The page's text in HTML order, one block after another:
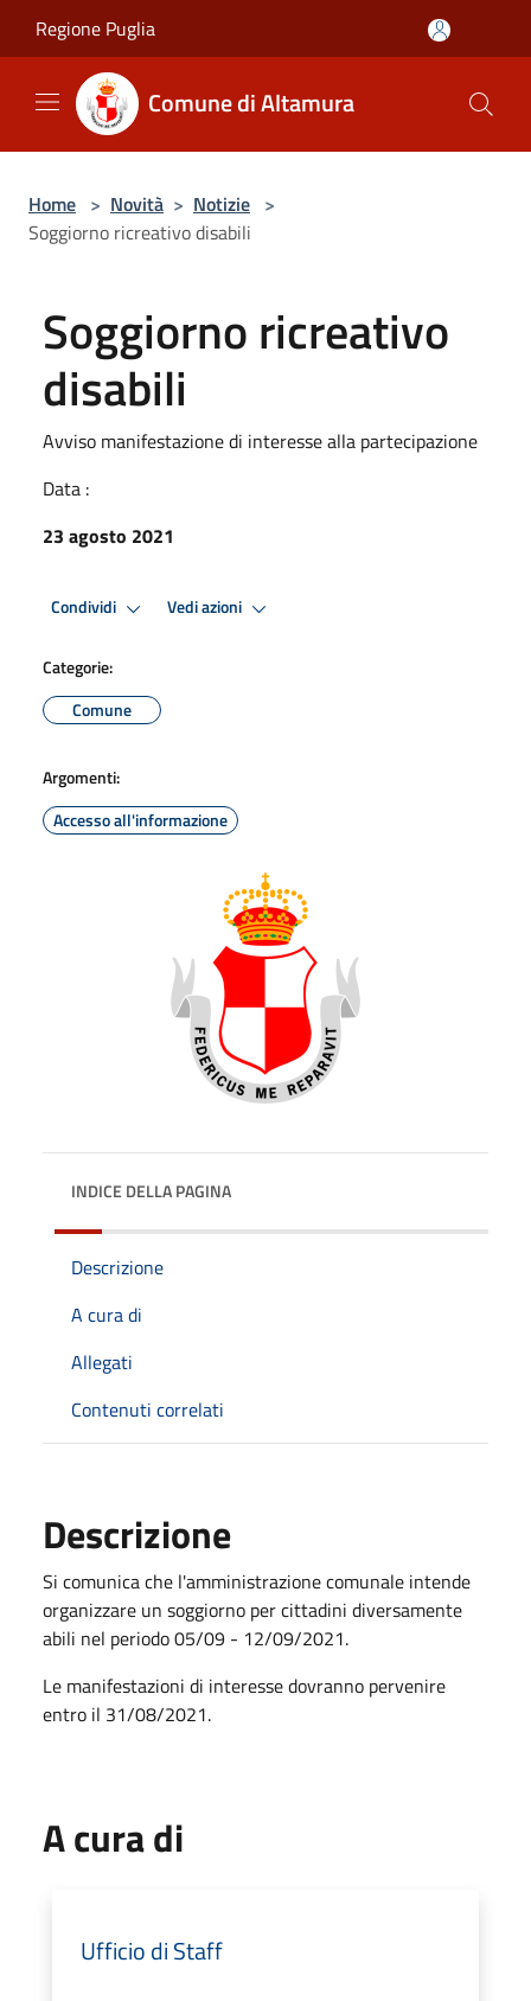
Regione Puglia
Comune di Altamura
Home > Novità > Notizie >
Soggiorno ricreativo disabili
Soggiorno ricreativo
disabili
Avviso manifestazione di interesse alla partecipazione
Data :
23 agosto 2021
Condividi Vedi azioni
Categorie:
Comune
Argomenti:
Accesso all'informazione
INDICE DELLA PAGINA
Descrizione
A cura di
Allegati
Contenuti correlati
Descrizione
Si comunica che l'amministrazione comunale intende
organizzare un soggiorno per cittadini diversamente
abili nel periodo 05/09 - 12/09/2021.
Le manifestazioni di interesse dovranno pervenire
entro il 31/08/2021.
A cura di
Ufficio di Staff